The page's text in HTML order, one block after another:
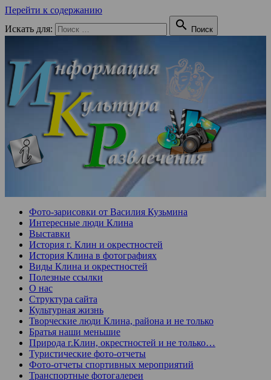
Перейти к содержанию
Искать для:
 Поиск
Фото-зарисовки от Василия Кузьмина
Интересные люди Клина
Выставки
История г. Клин и окрестностей
История Клина в фотографиях
Виды Клина и окрестностей
Полезные ссылки
О нас
Структура сайта
Культурная жизнь
Творческие люди Клина, района и не только
Братья наши меньшие
Природа г.Клин, окрестностей и не только…
Туристические фото-отчеты
Фото-отчеты спортивных мероприятий
Транспортные фотогалереи